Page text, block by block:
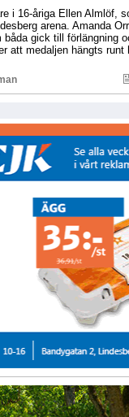
i 16-åriga Ellen Almlöf,
arena. Amanda
gick till förlängning
att medaljen hängts runt